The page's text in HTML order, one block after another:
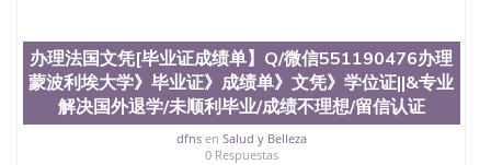
办理法国文凭[毕业证成绩单】Q/微信551190476办理
蒙波利埃大学》毕业证》成绩单》文凭》学位证||&专业
解决国外退学/未顺利毕业/成绩不理想/留信认证
dfnsen Salud y Belleza
0 Respuestas